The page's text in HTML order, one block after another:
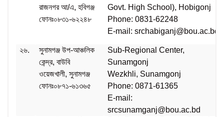
রাজনগর আ/এ, হবিগঞ্জ
ফোনঃ০৮৩১-৬২২৪৮
Govt. High School), Hobigonj
Phone: 0831-62248
E-mail: srchabiganj@bou.ac.bd
২৬.
সুনামগঞ্জ উপ-আঞ্চলিক
কেন্দ্র, বাউবি
ওয়েজখালী, সুনামগঞ্জ
ফোনঃ০৮৭১-৬১৩৬৫
Sub-Regional Center,
Sunamgonj
Wezkhli, Sunamgonj
Phone: 0871-61365
E-mail:
srcsunamganj@bou.ac.bd